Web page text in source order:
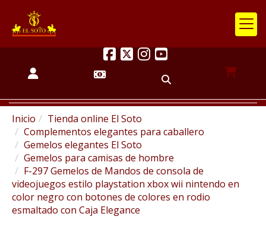
Inicio
Tienda online El Soto
Complementos elegantes para caballero
Gemelos elegantes El Soto
Gemelos para camisas de hombre
F-297 Gemelos de Mandos de consola de
videojuegos estilo playstation xbox wii nintendo en
color negro con botones de colores en rodio
esmaltado con Caja Elegance